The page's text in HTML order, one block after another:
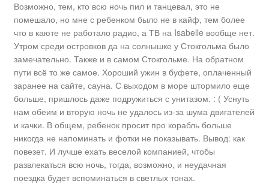
Возможно, тем, кто всю ночь пил и танцевал, это не
помешало, но мне с ребенком было не в кайф, тем более
что в каюте не работало радио, а ТВ на Isabelle вообще нет.
Утром среди островков да на солнышке у Стокгольма было
замечательно. Также и в самом Стокгольме. На обратном
пути всё то же самое. Хороший ужин в буфете, оплаченный
заранее на сайте, сауна. С выходом в море штормило еще
больше, пришлось даже подружиться с унитазом. : ( Уснуть
нам обеим и вторую ночь не удалось из-за шума двигателей
и качки. В общем, ребенок просит про корабль больше
никогда не напоминать и фотки не показывать. Вывод: как
повезет. И лучше ехать веселой компанией, чтобы
развлекаться всю ночь, тогда, возможно, и неудачная
поездка будет вспоминаться в светлых тонах.